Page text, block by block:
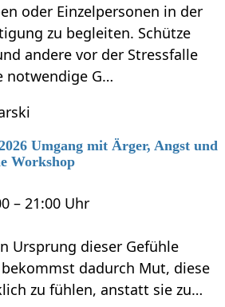
oder Einzelpersonen in der
zu begleiten. Schütze
andere vor der Stressfalle
notwendige G…
Umgang mit Ärger, Angst und
Workshop
– 21:00 Uhr
Ursprung dieser Gefühle
dadurch Mut, diese
zu fühlen, anstatt sie zu…